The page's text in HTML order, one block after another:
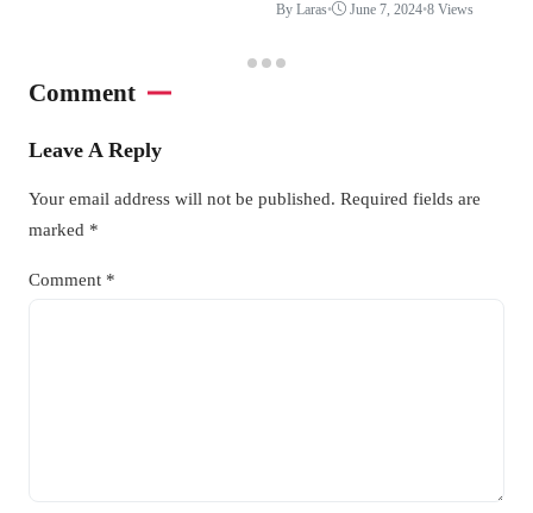
By Laras• June 7, 2024•8 Views
Comment
Leave A Reply
Your email address will not be published. Required fields are
marked *
Comment *